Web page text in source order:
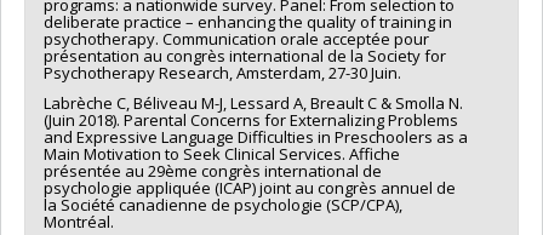
programs: a nationwide survey. Panel: From selection to
deliberate practice – enhancing the quality of training in
psychotherapy. Communication orale acceptée pour
présentation au congrès international de la Society for
Psychotherapy Research, Amsterdam, 27-30 Juin.
Labrèche C, Béliveau M-J, Lessard A, Breault C & Smolla N.
(Juin 2018). Parental Concerns for Externalizing Problems
and Expressive Language Difficulties in Preschoolers as a
Main Motivation to Seek Clinical Services. Affiche
présentée au 29ème congrès international de
psychologie appliquée (ICAP) joint au congrès annuel de
la Société canadienne de psychologie (SCP/CPA),
Montréal.